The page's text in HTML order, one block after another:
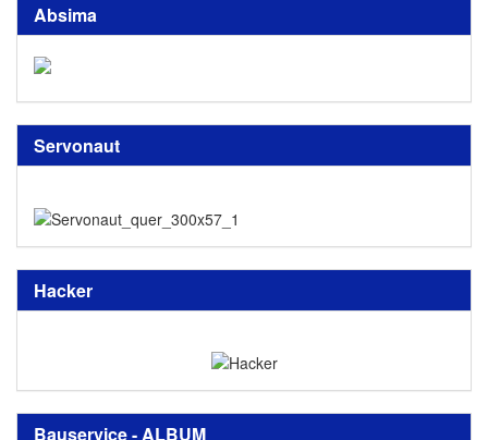
Absima
Servonaut
Hacker
Bauservice - ALBUM